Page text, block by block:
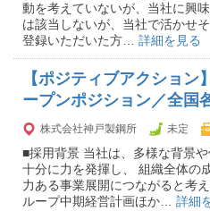
動を考えていないが、当社に興
は該当しないが、当社で活かせ
登録いただいた方… 詳細を見る
【ポジティブアクショ
ープンポジション／全国
株式会社神戸製鋼所 未定
■採用背景 当社は、多様な背景
十分に力を発揮し、 組織全体の
力ある事業展開につながると考
ループ中期経営計画ほか… 詳細